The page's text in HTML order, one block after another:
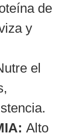
de
y
el
Alto